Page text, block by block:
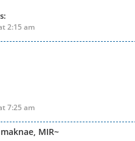
2:15 am
7:25 am
MIR~